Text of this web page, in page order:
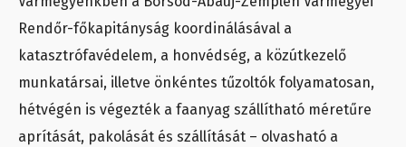
Rendőr-főkapitányság koordinálásával a
katasztrófavédelem, a honvédség, a közútkezelő
munkatársai, illetve önkéntes tűzoltók folyamatosan,
hétvégén is végezték a faanyag szállítható méretűre
aprítását, pakolását és szállítását – olvasható a